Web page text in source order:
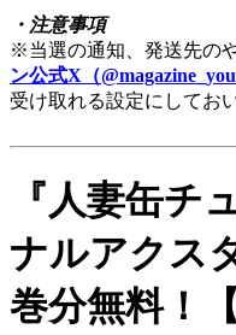
・注意事項
※当選の通知、発送先の
ン公式X（
受け取れる設定にしてお
『人妻缶チ
ナルアクス
巻分無料！